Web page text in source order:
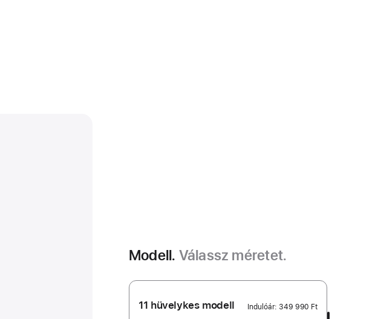
Modell. Válassz méretet.
11 hüvelykes modell Indulóár: 349 990 Ft